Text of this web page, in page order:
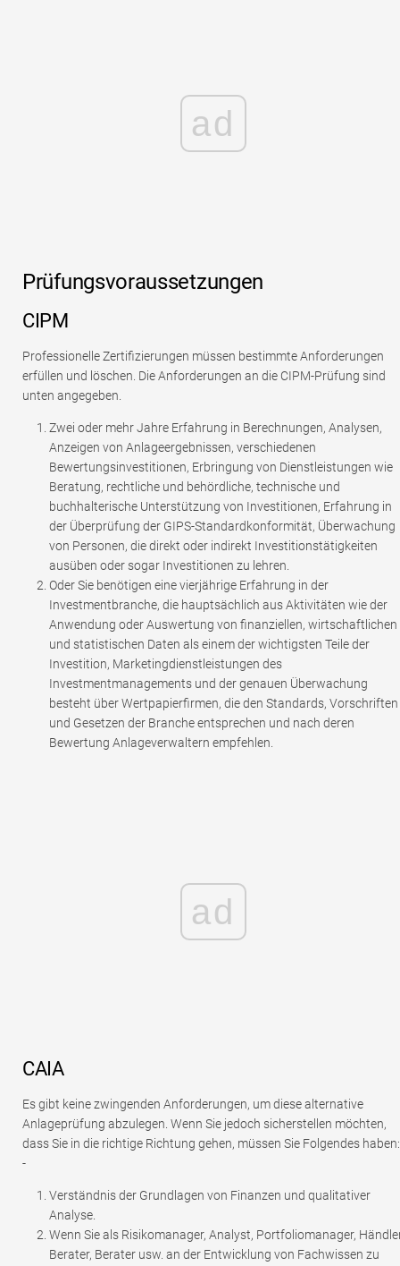
ad
Prüfungsvoraussetzungen
CIPM
Professionelle Zertifizierungen müssen bestimmte Anforderungen
erfüllen und löschen. Die Anforderungen an die CIPM-Prüfung sind
unten angegeben.
Zwei oder mehr Jahre Erfahrung in Berechnungen, Analysen,
Anzeigen von Anlageergebnissen, verschiedenen
Bewertungsinvestitionen, Erbringung von Dienstleistungen wie
Beratung, rechtliche und behördliche, technische und
buchhalterische Unterstützung von Investitionen, Erfahrung in
der Überprüfung der GIPS-Standardkonformität, Überwachung
von Personen, die direkt oder indirekt Investitionstätigkeiten
ausüben oder sogar Investitionen zu lehren.
Oder Sie benötigen eine vierjährige Erfahrung in der
Investmentbranche, die hauptsächlich aus Aktivitäten wie der
Anwendung oder Auswertung von finanziellen, wirtschaftlichen
und statistischen Daten als einem der wichtigsten Teile der
Investition, Marketingdienstleistungen des
Investmentmanagements und der genauen Überwachung
besteht über Wertpapierfirmen, die den Standards, Vorschriften
und Gesetzen der Branche entsprechen und nach deren
Bewertung Anlageverwaltern empfehlen.
ad
CAIA
Es gibt keine zwingenden Anforderungen, um diese alternative
Anlageprüfung abzulegen. Wenn Sie jedoch sicherstellen möchten,
dass Sie in die richtige Richtung gehen, müssen Sie Folgendes haben:
-
Verständnis der Grundlagen von Finanzen und qualitativer
Analyse.
Wenn Sie als Risikomanager, Analyst, Portfoliomanager,
Berater, Berater usw. an der Entwicklung von Fachwissen zu